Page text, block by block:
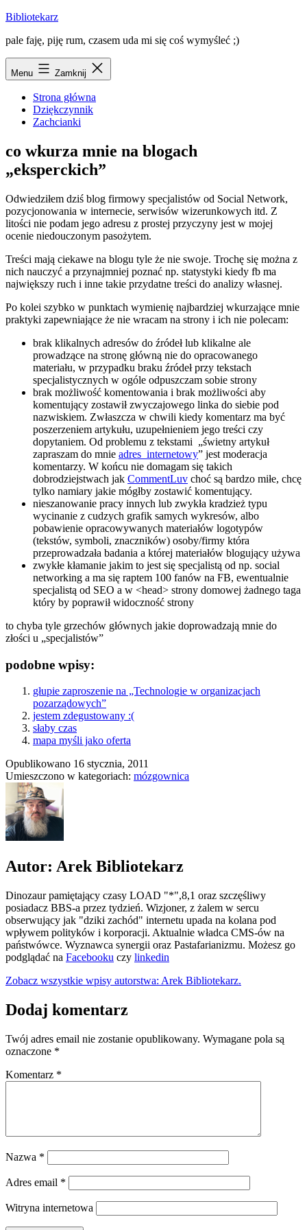
Przejdź
treści
Bibliotekarz
pale faję, piję rum, czasem uda mi się coś wymyśleć ;)
Menu Zamknij
Strona główna
Dziękczynnik
Zachcianki
co wkurza mnie na blogach
„eksperckich”
Odwiedziłem dziś blog firmowy specjalistów od Social Network,
pozycjonowania w internecie, serwisów wizerunkowych itd. Z
litości nie podam jego adresu z prostej przyczyny jest w mojej
ocenie niedouczonym pasożytem.
Treści mają ciekawe na blogu tyle że nie swoje. Trochę się można z
nich nauczyć a przynajmniej poznać np. statystyki kiedy fb ma
największy ruch i inne takie przydatne treści do analizy własnej.
Po kolei szybko w punktach wymienię najbardziej wkurzające mnie
praktyki zapewniające że nie wracam na strony i ich nie polecam:
brak klikalnych adresów do źródeł lub klikalne ale
prowadzące na stronę główną nie do opracowanego
materiału, w przypadku braku źródeł przy tekstach
specjalistycznych w ogóle odpuszczam sobie strony
brak możliwość komentowania i brak możliwości aby
komentujący zostawił zwyczajowego linka do siebie pod
nazwiskiem. Zwłaszcza w chwili kiedy komentarz ma być
poszerzeniem artykułu, uzupełnieniem jego treści czy
dopytaniem. Od problemu z tekstami „świetny artykuł
zapraszam do mnie adres_internetowy” jest moderacja
komentarzy. W końcu nie domagam się takich
dobrodziejstwach jak CommentLuv choć są bardzo miłe, chcę
tylko namiary jakie mógłby zostawić komentujący.
nieszanowanie pracy innych lub zwykła kradzież typu
wycinanie z cudzych grafik samych wykresów, albo
pobawienie opracowywanych materiałów logotypów
(tekstów, symboli, znaczników) osoby/firmy która
przeprowadzała badania a której materiałów blogujący używa
zwykłe kłamanie jakim to jest się specjalistą od np. social
networking a ma się raptem 100 fanów na FB, ewentualnie
specjalistą od SEO a w <head> strony domowej żadnego taga
który by poprawił widoczność strony
to chyba tyle grzechów głównych jakie doprowadzają mnie do
złości u „specjalistów”
podobne wpisy:
głupie zaproszenie na „Technologie w organizacjach
pozarządowych”
jestem zdegustowany :(
słaby czas
mapa myśli jako oferta
Opublikowano 16 stycznia, 2011
Umieszczono w kategoriach: mózgownica
Autor: Arek Bibliotekarz
Dinozaur pamiętający czasy LOAD "*",8,1 oraz szczęśliwy
posiadacz BBS-a przez tydzień. Wizjoner, z żalem w sercu
obserwujący jak "dziki zachód" internetu upada na kolana pod
wpływem polityków i korporacji. Aktualnie władca CMS-ów na
państwówce. Wyznawca synergii oraz Pastafarianizmu. Możesz go
podglądać na Facebooku czy linkedin
Zobacz wszystkie wpisy autorstwa: Arek Bibliotekarz.
Dodaj komentarz
Twój adres email nie zostanie opublikowany. Wymagane pola są
oznaczone *
Komentarz *
Nazwa *
Adres email *
Witryna internetowa